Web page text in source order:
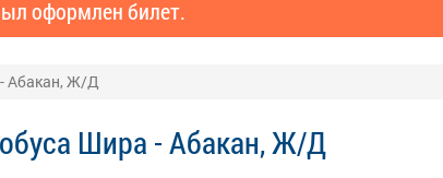
оформлен билет.
Абакан, Ж/Д
Шира - Абакан, Ж/Д